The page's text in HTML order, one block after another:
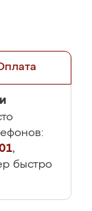
,
быстро